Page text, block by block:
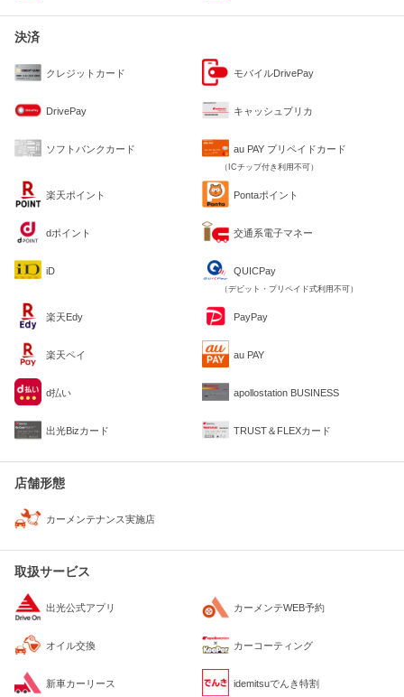
決済
クレジットカード モバイルDrivePay
DrivePay キャッシュプリカ
ソフトバンクカード au PAY プリペイドカード
（ICチップ付き利用不可）
楽天ポイント Pontaポイント
dポイント 交通系電子マネー
iD QUICPay
（デビット・プリペイド式利用不可）
楽天Edy PayPay
楽天ペイ au PAY
d払い apollostation BUSINESS
出光Bizカード TRUST＆FLEXカード
店舗形態
カーメンテナンス実施店
取扱サービス
出光公式アプリ カーメンテWEB予約
オイル交換 カーコーティング
新車カーリース idemitsuでんき特割